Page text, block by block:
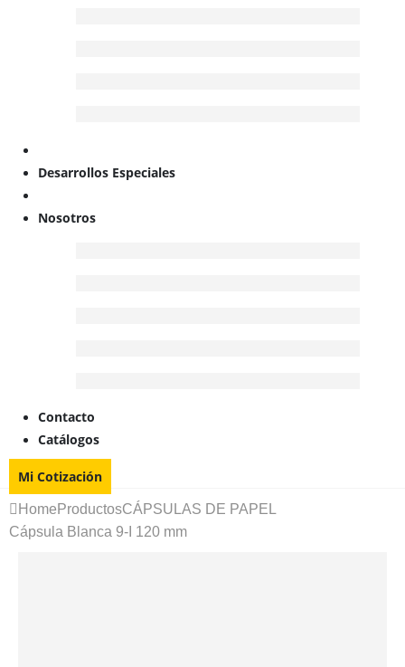
Desarrollos Especiales
Nosotros
Contacto
Catálogos
Mi Cotización
Home ProductosCÁPSULAS DE PAPEL
Cápsula Blanca 9-I 120 mm